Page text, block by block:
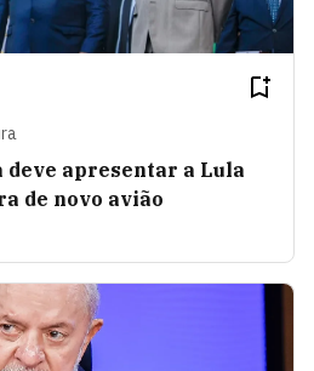
deve apresentar a Lula
de novo avião